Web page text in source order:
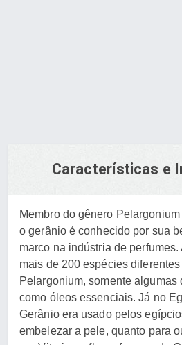
Características e
Membro do gênero
o gerânio é conhecido por sua
marco na indústria de
mais de 200 espécies
Pelargonium, somente
como óleos essenciais. Já no
Gerânio era usado pelos
embelezar a pele, quanto para